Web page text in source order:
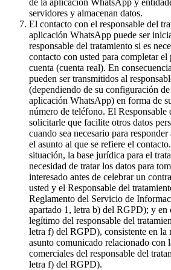
servidores y almacenan datos.
El contacto con el responsable del
aplicación WhatsApp puede ser
responsable del tratamiento si es
contacto con usted para completar el
cuenta (cuenta real). En
pueden ser transmitidos al
(dependiendo de su configuración
aplicación WhatsApp) en forma de
número de teléfono. El Responsable
solicitarle que facilite otros datos
cuando sea necesario para
el asunto al que se refiere el
situación, la base jurídica para el
necesidad de tratar los datos para
interesado antes de celebrar un
usted y el Responsable del
Reglamento del Servicio de
apartado 1, letra b) del RGPD); y en
legítimo del responsable del
letra f) del RGPD), consistente en la
asunto comunicado relacionado con
comerciales del responsable del
letra f) del RGPD).